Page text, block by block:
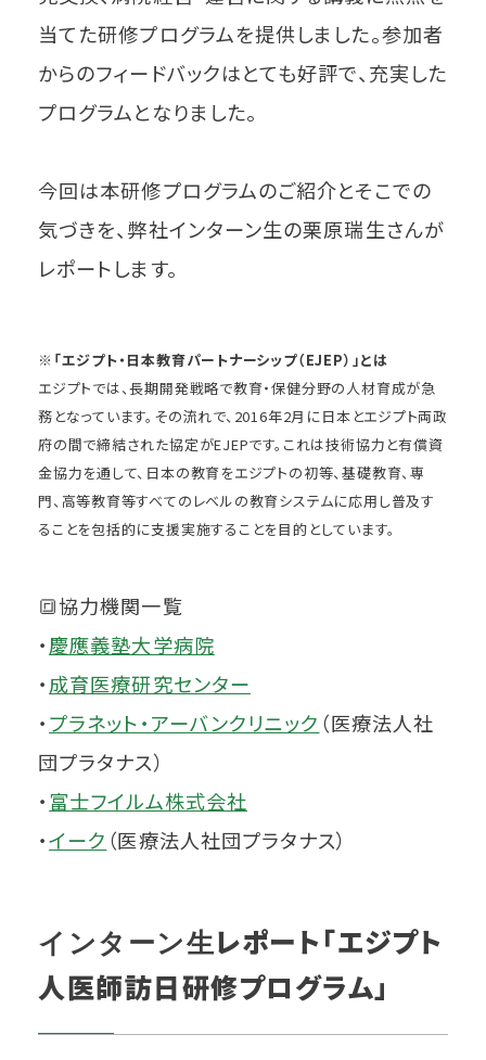
当てた研修プログラムを提供しました。参加者
からのフィードバックはとても好評で、充実した
プログラムとなりました。
今回は本研修プログラムのご紹介とそこでの
気づきを、弊社インターン生の栗原瑞生さんが
レポートします。
※「エジプト・日本教育パートナーシップ（EJEP）」とは
エジプトでは、長期開発戦略で教育・保健分野の人材育成が急
務となっています。その流れで、2016年2月に日本とエジプト両政
府の間で締結された協定がEJEPです。これは技術協力と有償資
金協力を通して、日本の教育をエジプトの初等、基礎教育、専
門、高等教育等すべてのレベルの教育システムに応用し普及す
ることを包括的に支援実施することを目的としています。
🔳協力機関一覧
・慶應義塾大学病院
・成育医療研究センター
・プラネット・アーバンクリニック （医療法人社
団プラタナス）
・富士フイルム株式会社
・イーク （医療法人社団プラタナス）
インターン生レポート「エジプト
人医師訪日研修プログラム」